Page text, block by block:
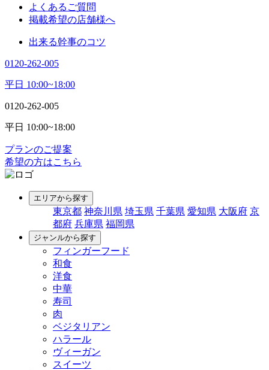
よくあるご質問
掲載希望の店舗様へ
出来る幹事のコツ
0120-262-005
平日 10:00~18:00
0120-262-005
平日 10:00~18:00
プランのご提案
希望の方はこちら
エリアから探す
東京都 神奈川県 埼玉県 千葉県 愛知県 大阪府 京
都府 兵庫県 福岡県
ジャンルから探す
フィンガーフード
和食
洋食
中華
寿司
肉
ベジタリアン
ハラール
ヴィーガン
スイーツ